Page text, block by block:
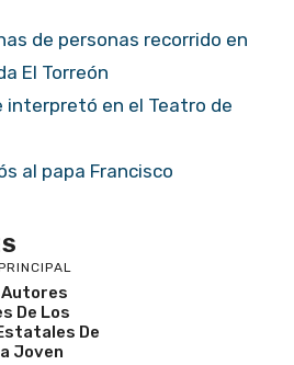
de personas recorrido en
El Torreón
interpretó en el Teatro de
al papa Francisco
De Los
De
Joven